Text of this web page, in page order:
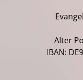
Alter
IBAN: